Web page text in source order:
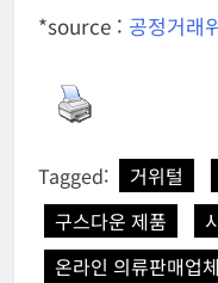
*source : 공정거래
Tagged: 거위털
구스다운 제품
온라인 의류판매업체